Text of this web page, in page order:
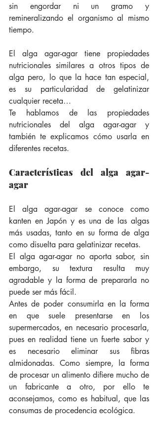
sin engordar ni un gramo y
remineralizando el organismo al mismo
tiempo.
El alga agar-agar tiene propiedades
nutricionales similares a otros tipos de
alga pero, lo que la hace tan especial,
es su particularidad de gelatinizar
cualquier receta…
Te hablamos de las propiedades
nutricionales del alga agar-agar y
también te explicamos cómo usarla en
diferentes recetas.
Características del alga agar-
agar
El alga agar-agar se conoce como
kanten en Japón y es una de las algas
más usadas, tanto en su forma de alga
como disuelta para gelatinizar recetas.
El alga agar-agar no aporta sabor, sin
embargo, su textura resulta muy
agradable y la forma de prepararla no
puede ser más fácil.
Antes de poder consumirla en la forma
en que suele presentarse en los
supermercados, en necesario procesarla,
pues en realidad tiene un fuerte sabor y
es necesario eliminar sus fibras
almidonadas. Como siempre, la forma
de procesar un alimento difiere mucho de
un fabricante a otro, por ello te
aconsejamos, como es habitual, que las
consumas de procedencia ecológica.